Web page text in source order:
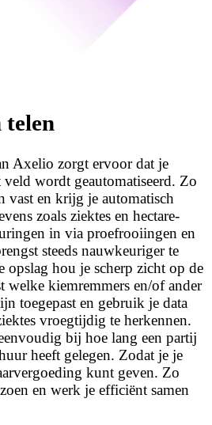
telen
Axelio zorgt ervoor dat je
wordt geautomatiseerd. Zo
vast en krijg je automatisch
zoals ziektes en hectare-
in via proefrooiingen en
steeds nauwkeuriger te
opslag hou je scherp zicht op de
welke kiemremmers en/of ander
toegepast en gebruik je data
vroegtijdig te herkennen.
bij hoe lang een partij
heeft gelegen. Zodat je je
kunt geven. Zo
en werk je efficiënt samen